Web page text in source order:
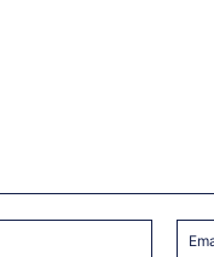
Nom:*